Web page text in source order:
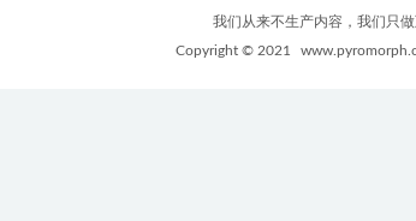
我们从来不生产内容，我们只做
Copyright © 2021